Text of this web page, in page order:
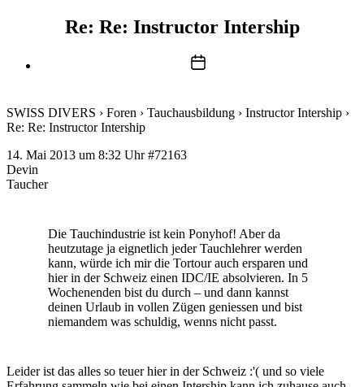
Re: Re: Instructor Intership
Beitragsdatum
SWISS DIVERS › Foren › Tauchausbildung › Instructor Intership ›
Re: Re: Instructor Intership
14. Mai 2013 um 8:32 Uhr #72163
Devin
Taucher
Die Tauchindustrie ist kein Ponyhof! Aber da
heutzutage ja eignetlich jeder Tauchlehrer werden
kann, würde ich mir die Tortour auch ersparen und
hier in der Schweiz einen IDC/IE absolvieren. In 5
Wochenenden bist du durch – und dann kannst
deinen Urlaub in vollen Zügen geniessen und bist
niemandem was schuldig, wenns nicht passt.
Leider ist das alles so teuer hier in der Schweiz :'( und so viele